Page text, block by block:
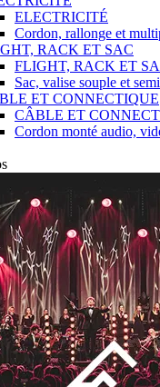
ELECTRICITÉ
Cordon, rallonge et
RACK ET SAC
FLIGHT, RACK ET
Sac, valise souple et
ET CONNECTIQUE
CÂBLE ET
Cordon monté audio,